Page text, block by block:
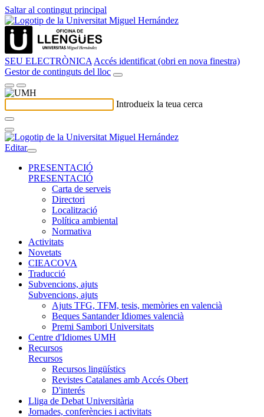
Saltar al contingut principal
SEU ELECTRÒNICA Accés identificat (obri en nova finestra)
Gestor de continguts del lloc
Introdueix la teua cerca
Editar
PRESENTACIÓ
PRESENTACIÓ
Carta de serveis
Directori
Localització
Política ambiental
Normativa
Activitats
Novetats
CIEACOVA
Traducció
Subvencions, ajuts
Subvencions, ajuts
Ajuts TFG, TFM, tesis, memòries en valencià
Beques Santander Idiomes valencià
Premi Sambori Universitats
Centre d'Idiomes UMH
Recursos
Recursos
Recursos lingüístics
Revistes Catalanes amb Accés Obert
D'interés
Lliga de Debat Universitària
Jornades, conferències i activitats